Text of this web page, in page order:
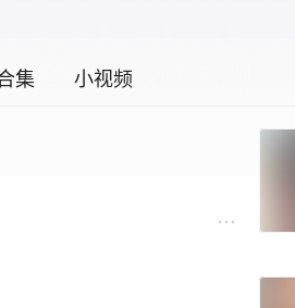
集 小视频